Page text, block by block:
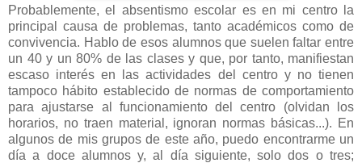
Probablemente, el absentismo escolar es en mi centro la
principal causa de problemas, tanto académicos como de
convivencia. Hablo de esos alumnos que suelen faltar entre
un 40 y un 80% de las clases y que, por tanto, manifiestan
escaso interés en las actividades del centro y no tienen
tampoco hábito establecido de normas de comportamiento
para ajustarse al funcionamiento del centro (olvidan los
horarios, no traen material, ignoran normas básicas...). En
algunos de mis grupos de este año, puedo encontrarme un
día a doce alumnos y, al día siguiente, solo dos o tres;